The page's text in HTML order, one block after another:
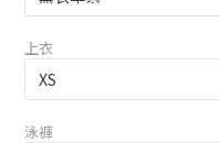
上衣
泳褲